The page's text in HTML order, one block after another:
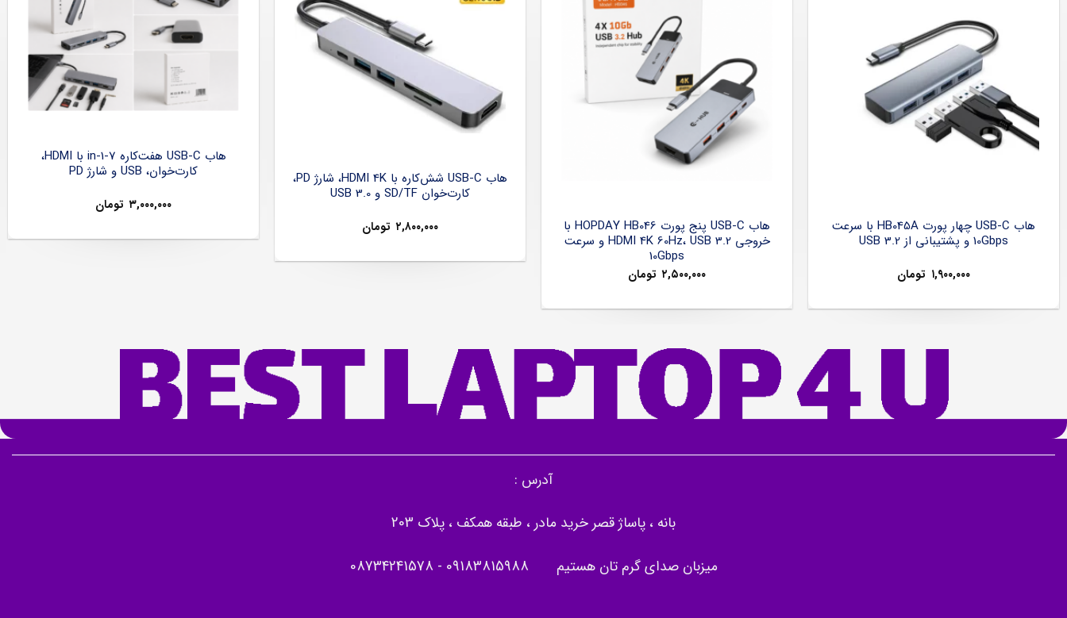
هاب USB-C چهار پورت HB045A با سرعت
10Gbps و پشتیبانی از USB 3.2
۱,۹۰۰,۰۰۰ تومان
هاب USB-C پنج پورت HOPDAY HB046 با
خروجی HDMI 4K 60Hz، USB 3.2 و سرعت
10Gbps
۲,۵۰۰,۰۰۰ تومان
هاب USB-C شش‌کاره با HDMI 4K، شارژ PD،
کارت‌خوان SD/TF و USB 3.0
۲,۸۰۰,۰۰۰ تومان
هاب USB-C هفت‌کاره 7-in-1 با HDMI،
کارت‌خوان، USB و شارژ PD
۳,۰۰۰,۰۰۰ تومان
آدرس :
بانه ، پاساژ قصر خرید مادر ، طبقه همکف ، پلاک 203
میزبان صدای گرم تان هستیم 09183815988
-
08734241578